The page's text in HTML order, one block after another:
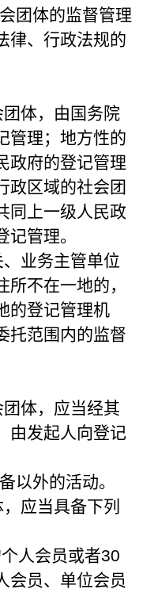
团体的监督管理
律、行政法规的
体，由国务院
管理；地方性的
政府的登记管理
政区域的社会团
同上一级人民政
管理。
业务主管单位
不在一地的，
的登记管理机
托范围内的监督
体，应当经其
由发起人向登记
以外的活动。
应当具备下列
人会员或者30
会员、单位会员